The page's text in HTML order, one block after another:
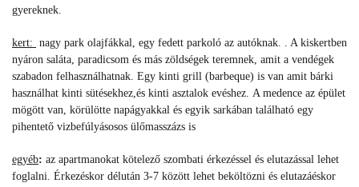
gyereknek.
kert: nagy park olajfákkal, egy fedett parkoló az autóknak. . A kiskertben
nyáron saláta, paradicsom és más zöldségek teremnek, amit a vendégek
szabadon felhasználhatnak. Egy kinti grill (barbeque) is van amit bárki
használhat kinti sütésekhez, és kinti asztalok evéshez A medence az épület
mögött van, körülötte napágyakkal és egyik sarkában található egy
pihentető vizbefúlyásosos ülőmasszázs is
egyéb: az apartmanokat kötelező szombati érkezéssel és elutazással lehet
foglalni. Érkezéskor délután 3-7 között lehet beköltözni és elutazáéskor